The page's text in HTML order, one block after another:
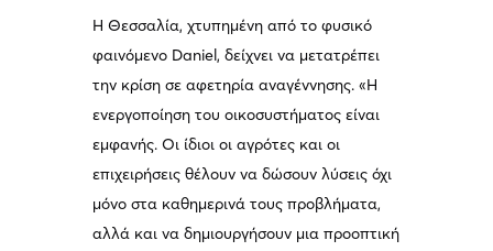
Η Θεσσαλία, χτυπημένη από το φυσικό
φαινόμενο Daniel, δείχνει να μετατρέπει
την κρίση σε αφετηρία αναγέννησης. «Η
ενεργοποίηση του οικοσυστήματος είναι
εμφανής. Οι ίδιοι οι αγρότες και οι
επιχειρήσεις θέλουν να δώσουν λύσεις όχι
μόνο στα καθημερινά τους προβλήματα,
αλλά και να δημιουργήσουν μια προοπτική